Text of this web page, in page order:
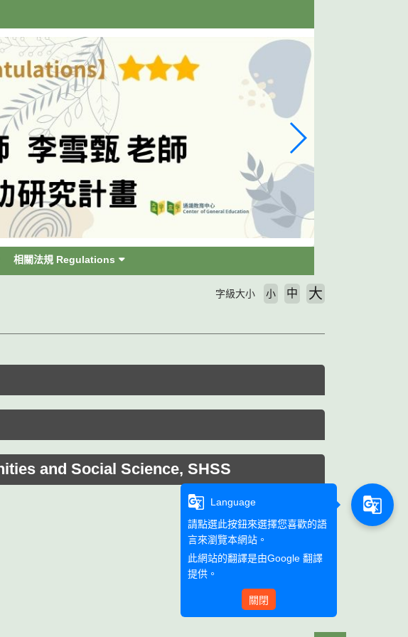
相關法規 Regulations
字級大小 小 中 大
and Social Science, SHSS
g_translate
Language
請點選此按鈕來選擇您喜歡的語
言來瀏覽本網站。
此網站的翻譯是由Google 翻譯
提供。
關閉
g_translate